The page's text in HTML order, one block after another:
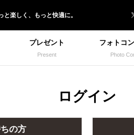
と楽しく、 もっと快適に。
プレゼント
Present
フォトコ
Photo
ログイン
の方